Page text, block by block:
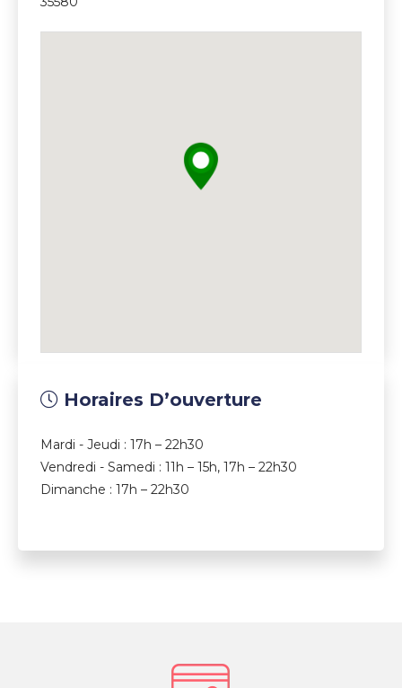
Horaires D’ouverture
Mardi - Jeudi : 17h – 22h30
Vendredi - Samedi : 11h – 15h, 17h – 22h30
Dimanche : 17h – 22h30